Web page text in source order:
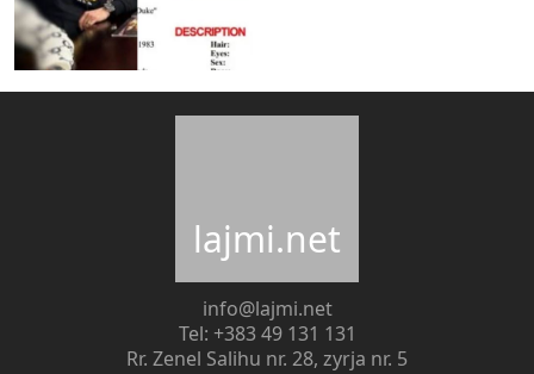
lajmi.net
info@lajmi.net
Tel: +383 49 131 131
Rr. Zenel Salihu nr. 28, zyrja nr. 5